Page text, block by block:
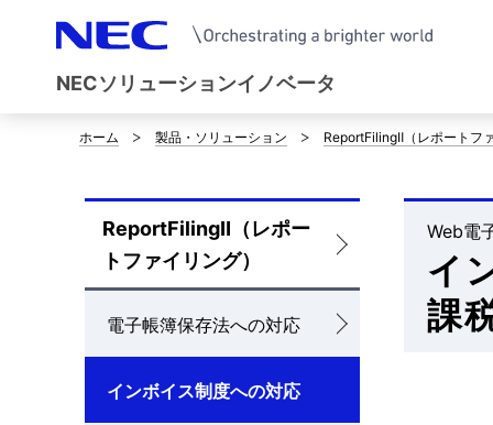
NECソリューションイノベータ
サ
イ
ト
現
ホーム 製品・ソリューション ReportFilingⅡ（レポートフ
ロ
ー
カ
ReportFilingⅡ（レポー
トファイリング）
電子帳簿保存法への対応
インボイス制度への対応
イ
課
Web電